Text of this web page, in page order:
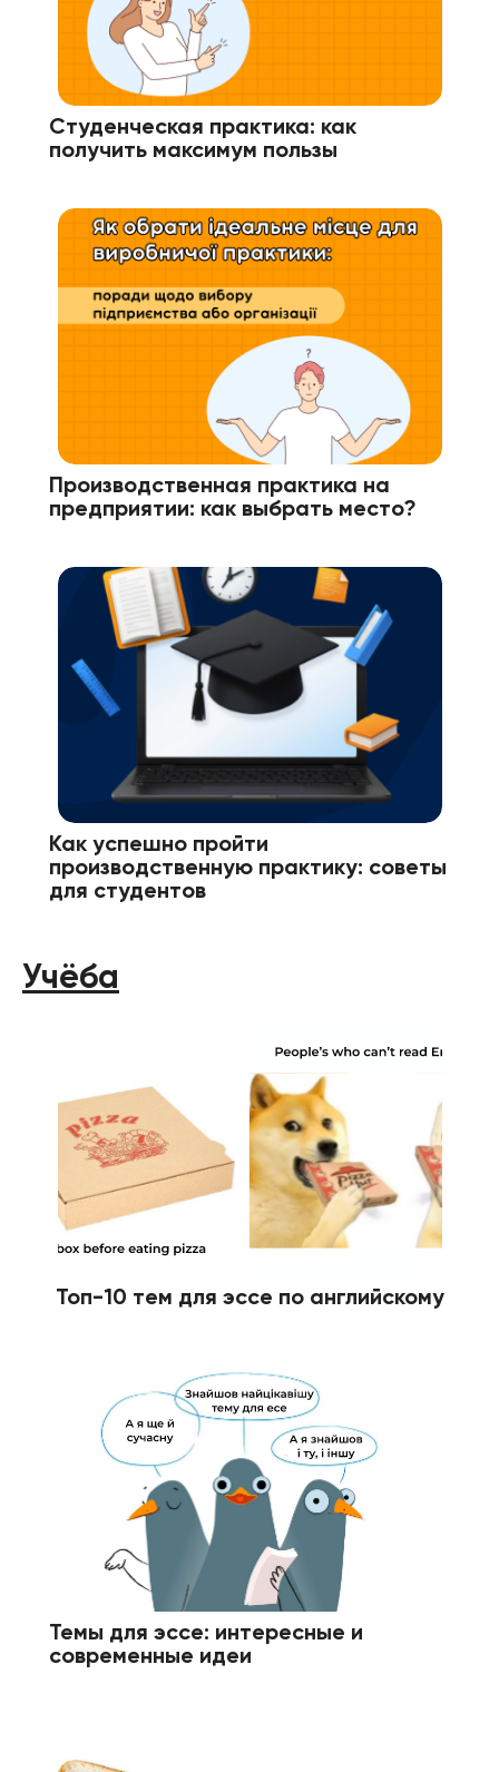
Студенческая практика: как
получить максимум пользы
Производственная практика на
предприятии: как выбрать место?
Как успешно пройти
производственную практику: советы
для студентов
Учёба
Топ-10 тем для эссе по английскому
Темы для эссе: интересные и
современные идеи